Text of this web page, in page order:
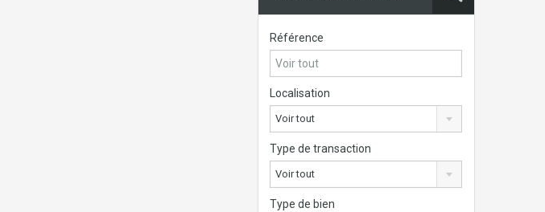
Référence
Localisation
Voir tout
Type de transaction
Voir tout
Type de bien